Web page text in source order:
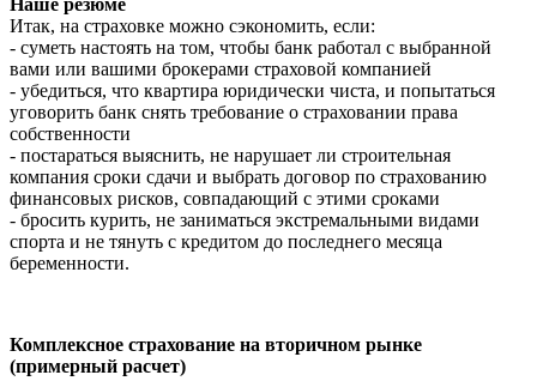
Итак, на страховке можно сэкономить, если:
- суметь настоять на том, чтобы банк работал с выбранной
вами или вашими брокерами страховой компанией
- убедиться, что квартира юридически чиста, и попытаться
уговорить банк снять требование о страховании права
собственности
- постараться выяснить, не нарушает ли строительная
компания сроки сдачи и выбрать договор по страхованию
финансовых рисков, совпадающий с этими сроками
- бросить курить, не заниматься экстремальными видами
спорта и не тянуть с кредитом до последнего месяца
беременности.
Комплексное страхование на вторичном рынке
(примерный расчет)